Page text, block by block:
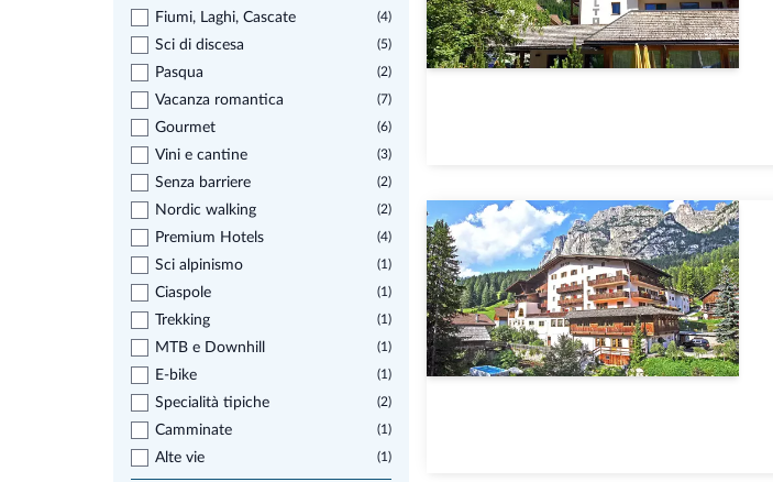
Fiumi, Laghi, Cascate (4)
Sci di discesa (5)
Pasqua (2)
Vacanza romantica (7)
Gourmet (6)
Vini e cantine (3)
Senza barriere (2)
Nordic walking (2)
Premium Hotels (4)
Sci alpinismo (1)
Ciaspole (1)
Trekking (1)
MTB e Downhill (1)
E-bike (1)
Specialità tipiche (2)
Camminate (1)
Alte vie (1)